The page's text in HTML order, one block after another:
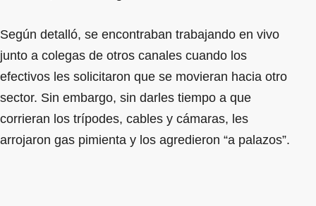
Según detalló, se encontraban trabajando en vivo
junto a colegas de otros canales cuando los
efectivos les solicitaron que se movieran hacia otro
sector. Sin embargo, sin darles tiempo a que
corrieran los trípodes, cables y cámaras, les
arrojaron gas pimienta y los agredieron “a palazos”.